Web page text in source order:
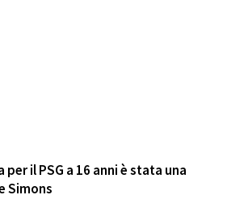
per il PSG a 16 anni è stata una
Simons